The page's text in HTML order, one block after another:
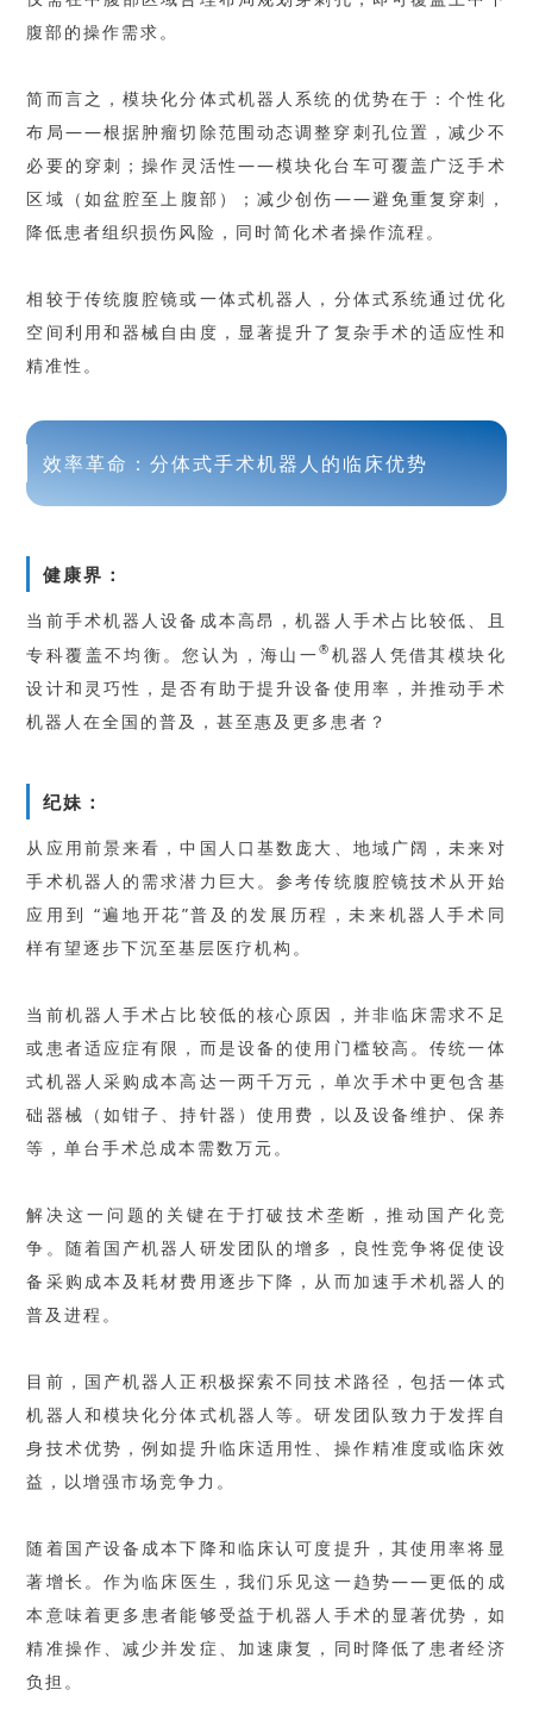
腹部的操作需求。
简而言之，模块化分体式机器人系统的优势在于：个性化
布局——根据肿瘤切除范围动态调整穿刺孔位置，减少不
必要的穿刺；操作灵活性——模块化台车可覆盖广泛手术
区域（如盆腔至上腹部）；减少创伤——避免重复穿刺，
降低患者组织损伤风险，同时简化术者操作流程。
相较于传统腹腔镜或一体式机器人，分体式系统通过优化
空间利用和器械自由度，显著提升了复杂手术的适应性和
精准性。
效率革命：分体式手术机器人的临床优势
健康界：
当前手术机器人设备成本高昂，机器人手术占比较低、且
专科覆盖不均衡。您认为，海山一® 机器人凭借其模块化
设计和灵巧性，是否有助于提升设备使用率，并推动手术
机器人在全国的普及，甚至惠及更多患者？
纪妹：
从应用前景来看，中国人口基数庞大、地域广阔，未来对
手术机器人的需求潜力巨大。参考传统腹腔镜技术从开始
应用到 “遍地开花”普及的发展历程，未来机器人手术同
样有望逐步下沉至基层医疗机构。
当前机器人手术占比较低的核心原因，并非临床需求不足
或患者适应症有限，而是设备的使用门槛较高。传统一体
式机器人采购成本高达一两千万元，单次手术中更包含基
础器械（如钳子、持针器）使用费，以及设备维护、保养
等，单台手术总成本需数万元。
解决这一问题的关键在于打破技术垄断，推动国产化竞
争。随着国产机器人研发团队的增多，良性竞争将促使设
备采购成本及耗材费用逐步下降，从而加速手术机器人的
普及进程。
目前，国产机器人正积极探索不同技术路径，包括一体式
机器人和模块化分体式机器人等。研发团队致力于发挥自
身技术优势，例如提升临床适用性、操作精准度或临床效
益，以增强市场竞争力。
随着国产设备成本下降和临床认可度提升，其使用率将显
著增长。作为临床医生，我们乐见这一趋势——更低的成
本意味着更多患者能够受益于机器人手术的显著优势，如
精准操作、减少并发症、加速康复，同时降低了患者经济
负担。